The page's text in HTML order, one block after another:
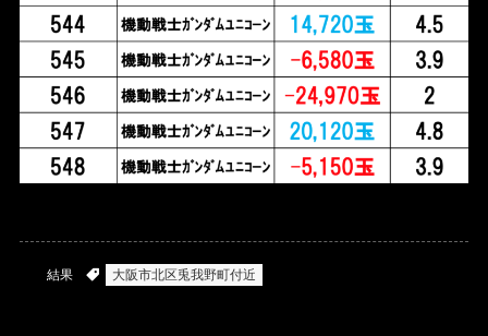
結果 大阪市北区兎我野町付近